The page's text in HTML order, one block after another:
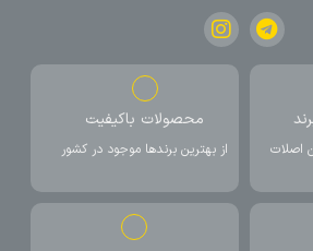
اصلات
محصولات باکیفیت
از بهترین برندها موجود در کشور